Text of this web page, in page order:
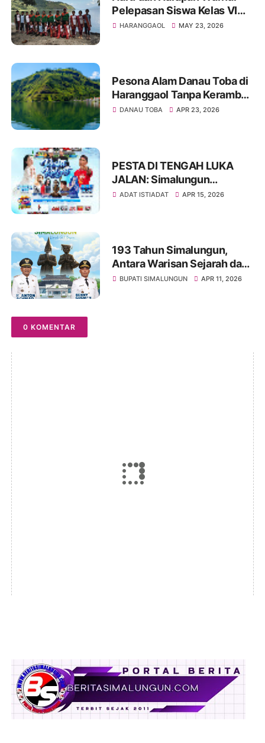
Pelepasan Siswa Kelas VI
SDN 096138 Purba Horison
HARANGGAOL MAY 23, 2026
Pesona Alam Danau Toba di
Haranggaol Tanpa Keramba
Jaring Apung, Indah
DANAU TOBA APR 23, 2026
PESTA DI TENGAH LUKA
JALAN: Simalungun
Rayakan HUT ke-193,
ADAT ISTIADAT APR 15, 2026
193 Tahun Simalungun,
Antara Warisan Sejarah dan
Jalan Rusak yang Belum
BUPATI SIMALUNGUN APR 11, 2026
0 KOMENTAR